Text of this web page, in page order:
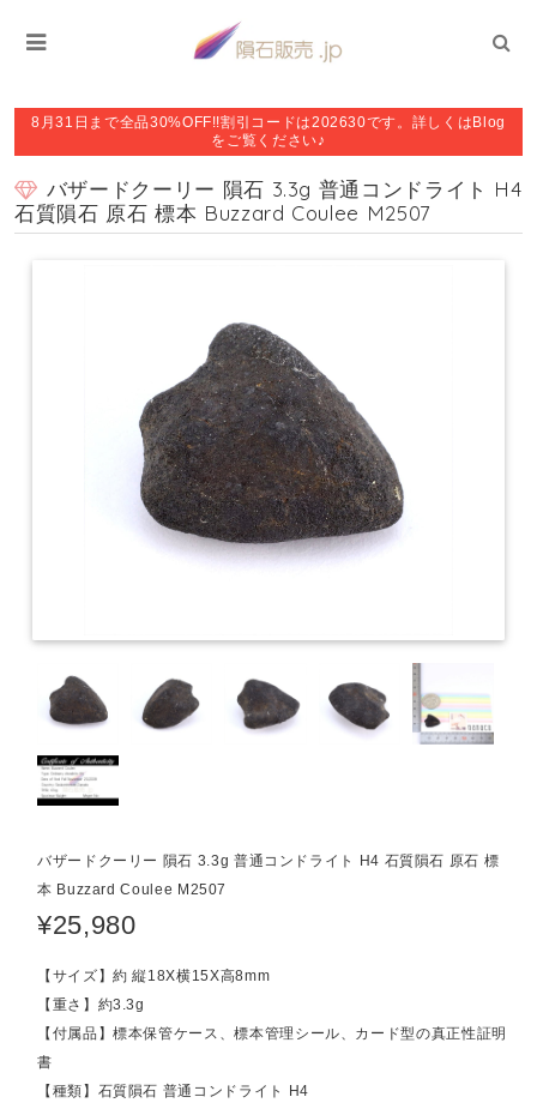
8月31日まで全品30%OFF!!割引コードは202630です。詳しくはBlog
をご覧ください♪
バザードクーリー 隕石 3.3g 普通コンドライト H4
石質隕石 原石 標本 Buzzard Coulee M2507
バザードクーリー 隕石 3.3g 普通コンドライト H4 石質隕石 原石 標
本 Buzzard Coulee M2507
¥25,980
【サイズ】約 縦18X横15X高8mm
【重さ】約3.3g
【付属品】標本保管ケース、標本管理シール、カード型の真正性証明
書
【種類】石質隕石 普通コンドライト H4